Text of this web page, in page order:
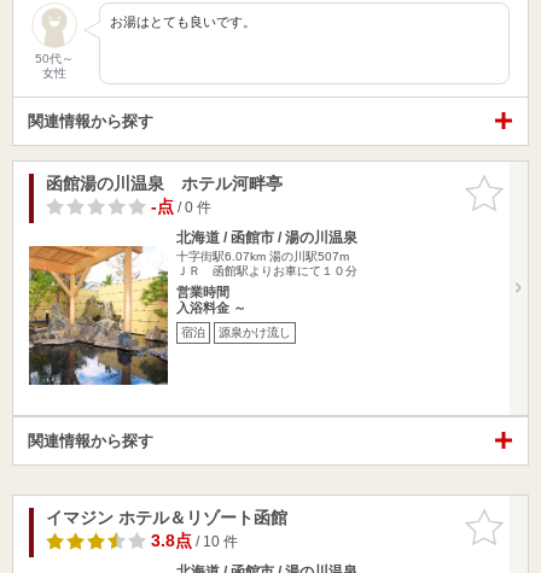
50代～
女性
お湯はとても良いです。
関連情報から探す
お気に入
りに追加
函館湯の川温泉 ホテル河畔亭
-点/ 0 件
北海道 / 函館市 / 湯の川温泉
十字街駅6.07km 湯の川駅507m
ＪＲ 函館駅よりお車にて１０分
営業時間
入浴料金 ～
宿泊 源泉かけ流し
関連情報から探す
お気に入
りに追加
イマジン ホテル＆リゾート函館
3.8点/ 10 件